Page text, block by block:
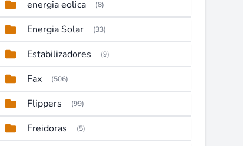
energia eolica (8)
Energia Solar (33)
Estabilizadores (9)
Fax (506)
Flippers (99)
Freidoras (5)